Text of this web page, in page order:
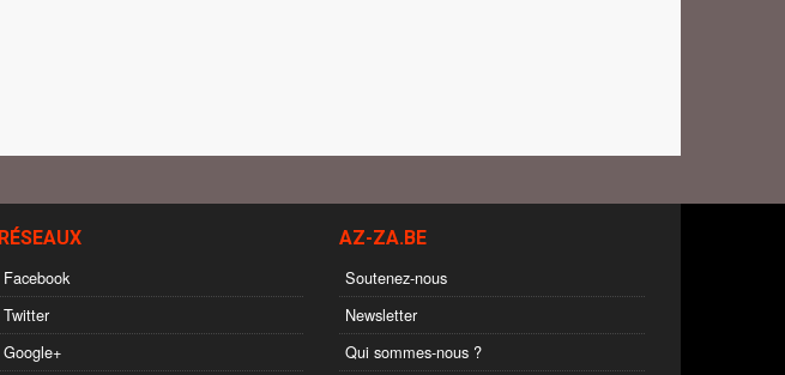
RÉSEAUX
Facebook
Twitter
Google+
AZ-ZA.BE
Soutenez-nous
Newsletter
Qui sommes-nous ?